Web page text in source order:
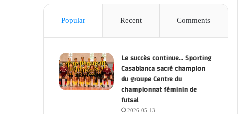
Popular Recent Comments
Le succès continue… Sporting
Casablanca sacré champion
du groupe Centre du
championnat féminin de
futsal
2026-05-13